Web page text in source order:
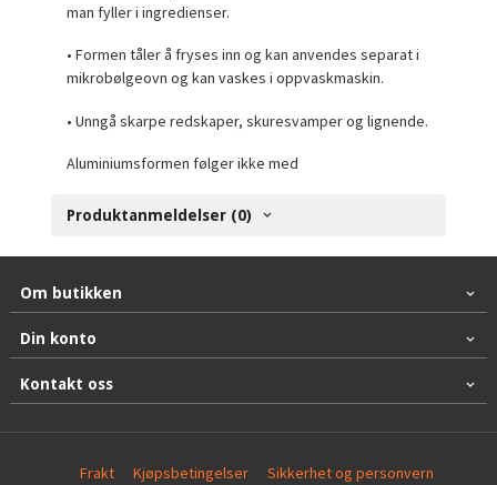
man fyller i ingredienser.
• Formen tåler å fryses inn og kan anvendes separat i
mikrobølgeovn og kan vaskes i oppvaskmaskin.
• Unngå skarpe redskaper, skuresvamper og lignende.
Aluminiumsformen følger ikke med
Produktanmeldelser (0)
Om butikken
Din konto
Kontakt oss
Frakt Kjøpsbetingelser Sikkerhet og personvern